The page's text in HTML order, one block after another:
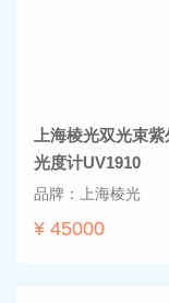
上海棱光双光束
光度计UV1910
品牌：上海棱光
¥ 45000